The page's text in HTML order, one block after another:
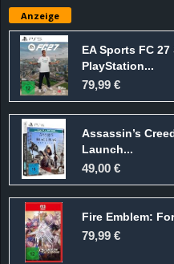
Anzeige
EA Sports FC
PlayStation...
79,99 €
Assassin’s
Launch...
49,00 €
Fire Emblem:
79,99 €